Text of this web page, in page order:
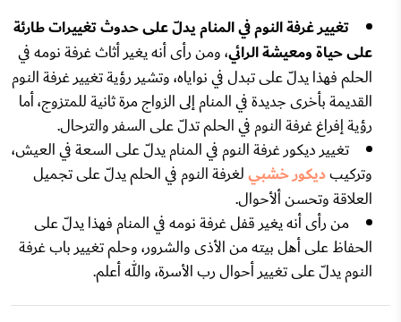
تغيير غرفة النوم في المنام يدلّ على حدوث تغييرات طارئة
على حياة ومعيشة الرائي، ومن رأى أنه يغير أثاث غرفة نومه في
الحلم فهذا يدلّ على تبدل في نواياه، وتشير رؤية تغيير غرفة النوم
القديمة بأخرى جديدة في المنام إلى الزواج مرة ثانية للمتزوج، أما
رؤية إفراغ غرفة النوم في الحلم تدلّ على السفر والترحال.
تغيير ديكور غرفة النوم في المنام يدلّ على السعة في العيش،
وتركيبديكور خشبيلغرفة النوم في الحلم يدلّ على تجميل
العلاقة وتحسن ألأحوال.
من رأى أنه يغير قفل غرفة نومه في المنام فهذا يدلّ على
الحفاظ على أهل بيته من الأذى والشرور، وحلم تغيير باب غرفة
النوم يدلّ على تغيير أحوال رب الأسرة، والله أعلم.